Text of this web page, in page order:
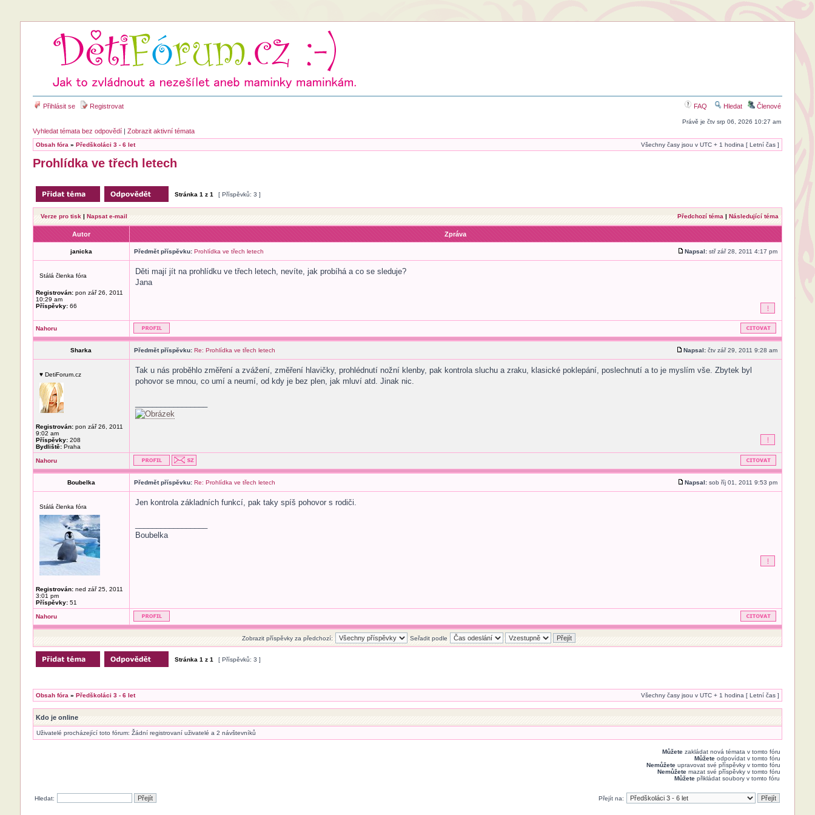
Přihlásit se Registrovat FAQ Hledat Členové
Právě je čtv srp 06, 2026 10:27 am
Vyhledat témata bez odpovědí| Zobrazit aktivní témata
Obsah fóra » Předškoláci 3 - 6 let Všechny časy jsou v UTC + 1 hodina [ Letní čas ]
Prohlídka ve třech letech
Stránka 1 z 1 [ Příspěvků: 3 ]
Verze pro tisk | Napsat e-mail Předchozí téma | Následující téma
Autor Zpráva
janicka Předmět příspěvku: Prohlídka ve třech letech Napsal:stř zář 28, 2011 4:17 pm
Stálá členka fóra
Registrován:pon zář 26, 2011
10:29 am
Příspěvky:66
Děti mají jít na prohlídku ve třech letech, nevíte, jak probíhá a co se sleduje?
Jana
Nahoru
Sharka Předmět příspěvku: Re: Prohlídka ve třech letech Napsal:čtv zář 29, 2011 9:28 am
♥ DetiForum.cz
Registrován:pon zář 26, 2011
9:02 am
Příspěvky:208
Bydliště:Praha
Tak u nás proběhlo změření a zvážení, změření hlavičky, prohlédnutí nožní klenby, pak kontrola sluchu a zraku, klasické poklepání, poslechnutí a to je myslím vše. Zbytek byl
pohovor se mnou, co umí a neumí, od kdy je bez plen, jak mluví atd. Jinak nic.
Nahoru
Boubelka Předmět příspěvku: Re: Prohlídka ve třech letech Napsal:sob říj 01, 2011 9:53 pm
Stálá členka fóra
Registrován:ned zář 25, 2011
3:01 pm
Příspěvky:51
Jen kontrola základních funkcí, pak taky spíš pohovor s rodiči.
Boubelka
Nahoru
Zobrazit příspěvky za předchozí: Seřadit podle
Stránka 1 z 1 [ Příspěvků: 3 ]
Obsah fóra » Předškoláci 3 - 6 let Všechny časy jsou v UTC + 1 hodina [ Letní čas ]
Kdo je online
Uživatelé procházející toto fórum: Žádní registrovaní uživatelé a 2 návštevníků
Můžetezakládat nová témata v tomto fóru
Můžeteodpovídat v tomto fóru
Nemůžeteupravovat své příspěvky v tomto fóru
Nemůžetemazat své příspěvky v tomto fóru
Můžetepřikládat soubory v tomto fóru
Hledat: Přejít na: